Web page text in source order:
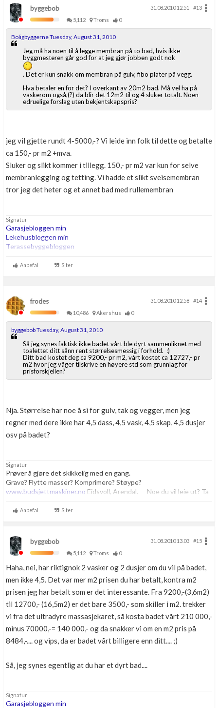
byggebob 31.08.2010 12.51
#13
5,112
Troms 0
Boligbyggerne Tuesday, August 31, 2010
Jeg må ha noen til å legge membran på to bad, hvis ikke
byggmesteren går god for at jeg gjør jobben godt nok
. Det er kun snakk om membran på gulv, fibo plater på vegg.
Hva betaler en for det? I overkant av 20m2 bad. Må vel ha på
vaskerom også,(?) da blir det 12m2 til og 4 sluker totalt. Noen
edruelige forslag uten bekjentskapspris?
jeg vil gjette rundt 4-5000,-? Vi leide inn folk til dette og betalte
ca 150,- pr m2 +mva.
Sluker og slikt kommer i tillegg. 150,- pr m2 var kun for selve
membranlegging og tetting. Vi hadde et slikt sveisemembran
tror jeg det heter og et annet bad med rullemembran
Signatur
Garasjebloggen min
Lekehusbloggen min
Terassebyggebloggen
260m2 bta trehus etter TEK07, Thermia Optimum G2 8kw i serie
Anbefal Siter
frodes 31.08.2010 12.58
#14
10,486
Akershus 0
byggebob Tuesday, August 31, 2010
Så jeg synes faktisk ikke badet vårt ble dyrt sammenliknet med
toalettet ditt sånn rent størrelsesmessig i forhold. :)
Ditt bad kostet deg ca 9200,- pr m2, vårt kostet ca 12727,- pr
m2 hvor jeg våger tilskrive en høyere std som grunnlag for
prisforskjellen?
Nja. Størrelse har noe å si for gulv, tak og vegger, men jeg
regner med dere ikke har 4,5 dass, 4,5 vask, 4,5 skap, 4,5 dusjer
osv på badet?
Signatur
Prøver å gjøre det skikkelig med en gang.
Grave? Flytte masser? Komprimere? Støype?
www.budsjettmaskiner.no Eidsvoll, Arendal. Noe du vil leie ut? Ta
Anbefal Siter
byggebob 31.08.2010 13.03
#15
5,112
Troms 0
Haha, nei, har riktignok 2 vasker og 2 dusjer om du vil på badet,
men ikke 4,5. Det var mer m2 prisen du har betalt, kontra m2
prisen jeg har betalt som er det interessante. Fra 9200,-(3,6m2)
til 12700,- (16,5m2) er det bare 3500,- som skiller i m2. trekker
vi fra det ultradyre massasjekaret, så kosta badet vårt 210 000,-
minus 70000,-= 140 000,- og da snakker vi om en m2 pris på
8484,-.... og vips, da er badet vårt billigere enn ditt.... ;)
Så, jeg synes egentlig at du har et dyrt bad....
Signatur
Garasjebloggen min